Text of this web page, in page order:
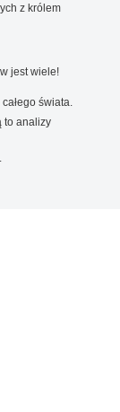
z królem
jest wiele!
świata.
to analizy